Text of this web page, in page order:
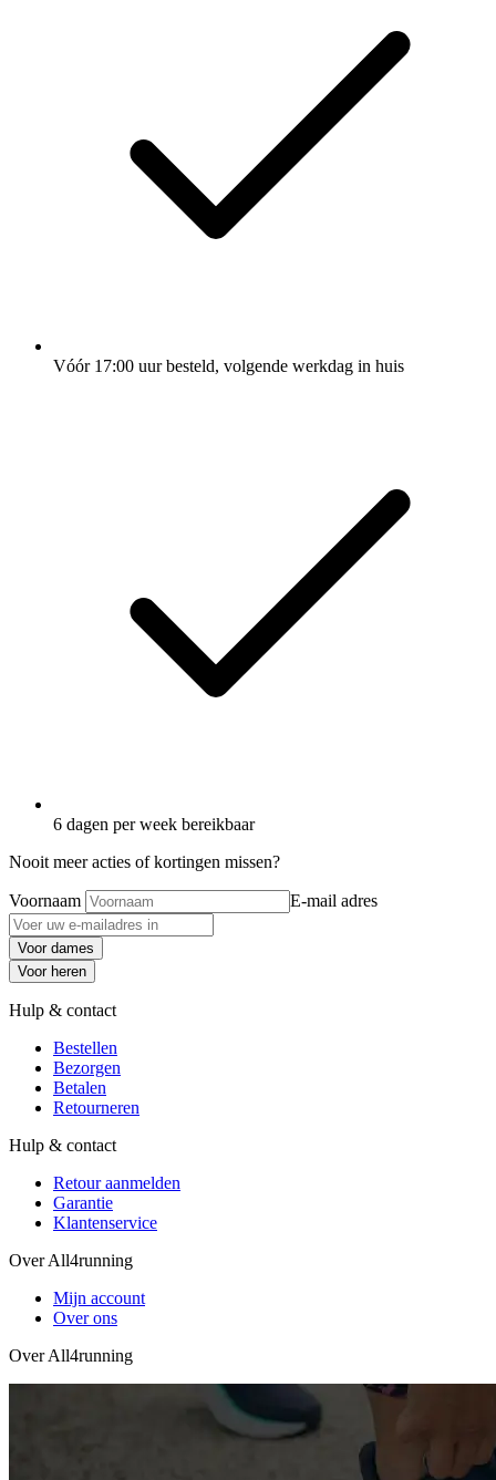
Vóór 17:00 uur besteld, volgende werkdag in huis
6 dagen per week bereikbaar
Nooit meer acties of kortingen missen?
Voornaam E-mail adres
Voor dames
Voor heren
Hulp & contact
Bestellen
Bezorgen
Betalen
Retourneren
Hulp & contact
Retour aanmelden
Garantie
Klantenservice
Over All4running
Mijn account
Over ons
Over All4running